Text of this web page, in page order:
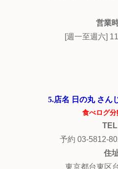
営業
[週一至週六]
5.店名 日の丸 さん
食べログ
TEL
予約 03-5812-
住
東京都台東区